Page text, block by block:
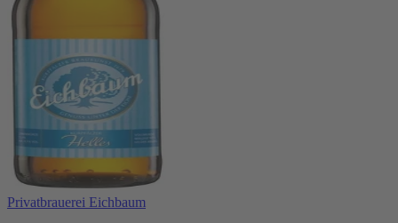
Privatbrauerei Eichbaum